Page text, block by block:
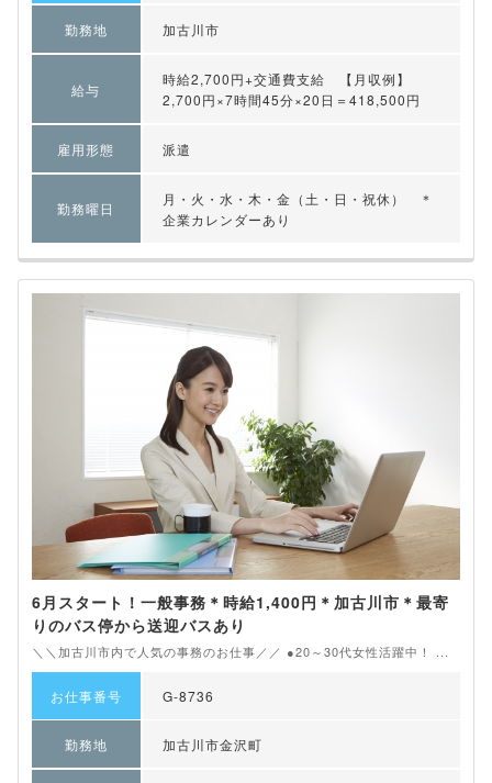
勤務地 加古川市
給与
時給2,700円+交通費支給 【月収例】
2,700円×7時間45分×20日＝418,500円
雇用形態 派遣
勤務曜日
月・火・水・木・金（土・日・祝休） ＊
企業カレンダーあり
6月スタート！一般事務＊時給1,400円＊加古川市＊最寄
りのバス停から送迎バスあり
＼＼加古川市内で人気の事務のお仕事／／ ●20～30代女性活躍中！ ...
お仕事番号 G-8736
勤務地 加古川市金沢町